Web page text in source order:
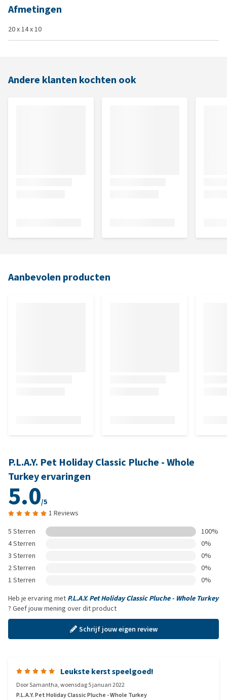
Afmetingen
20 x 14 x 10
Andere klanten kochten ook
Aanbevolen producten
P.L.A.Y. Pet Holiday Classic Pluche - Whole
Turkey ervaringen
5.0/5
1 Reviews
5 Sterren
100%
4 Sterren
0%
3 Sterren
0%
2 Sterren
0%
1 Sterren
0%
Heb je ervaring met P.L.A.Y. Pet Holiday Classic Pluche - Whole Turkey
? Geef jouw mening over dit product
Schrijf jouw eigen review
Leukste kerst speelgoed!
DoorSamantha,woensdag 5 januari 2022
P.L.A.Y. Pet Holiday Classic Pluche - Whole Turkey